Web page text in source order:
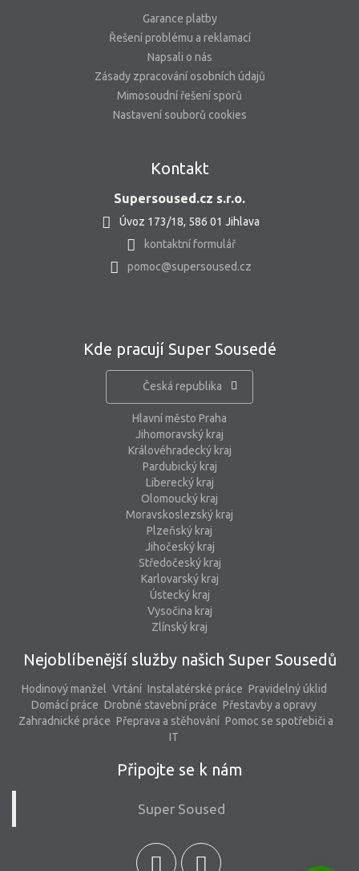
Garance platby
Řešení problému a reklamací
Napsali o nás
Zásady zpracování osobních údajů
Mimosoudní řešení sporů
Nastavení souborů cookies
Kontakt
Supersoused.cz s.r.o.
Úvoz 173/18, 586 01 Jihlava
kontaktní formulář
pomoc@supersoused.cz
Kde pracují Super Sousedé
Česká republika
Hlavní město Praha
Jihomoravský kraj
Královéhradecký kraj
Pardubický kraj
Liberecký kraj
Olomoucký kraj
Moravskoslezský kraj
Plzeňský kraj
Jihočeský kraj
Středočeský kraj
Karlovarský kraj
Ústecký kraj
Vysočina kraj
Zlínský kraj
Nejoblíbenější služby našich Super Sousedů
Hodinový manžel Vrtání Instalatérské práce Pravidelný úklid
Domácí práce Drobné stavební práce Přestavby a opravy
Zahradnické práce Přeprava a stěhování Pomoc se spotřebiči a
IT
Připojte se k nám
Super Soused